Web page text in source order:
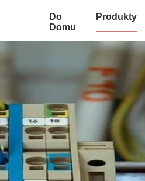
Do
Domu
Produkty